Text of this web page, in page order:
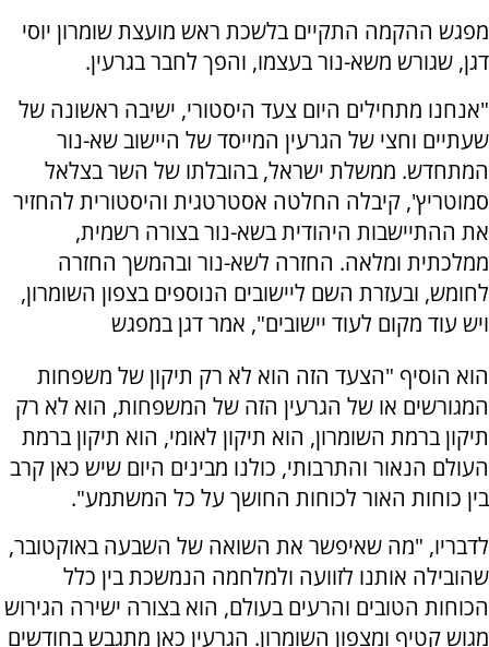
מפגש ההקמה התקיים בלשכת ראש מועצת שומרון יוסי
דגן, שגורש משא-נור בעצמו, והפך לחבר בגרעין.
"אנחנו מתחילים היום צעד היסטורי, ישיבה ראשונה של
שעתיים וחצי של הגרעין המייסד של היישוב שא-נור
המתחדש. ממשלת ישראל, בהובלתו של השר בצלאל
סמוטריץ', קיבלה החלטה אסטרטגית והיסטורית להחזיר
את ההתיישבות היהודית בשא-נור בצורה רשמית,
ממלכתית ומלאה. החזרה לשא-נור ובהמשך החזרה
לחומש, ובעזרת השם ליישובים הנוספים בצפון השומרון,
ויש עוד מקום לעוד יישובים", אמר דגן במפגש
הוא הוסיף "הצעד הזה הוא לא רק תיקון של משפחות
המגורשים או של הגרעין הזה של המשפחות, הוא לא רק
תיקון ברמת השומרון, הוא תיקון לאומי, הוא תיקון ברמת
העולם הנאור והתרבותי, כולנו מבינים היום שיש כאן קרב
בין כוחות האור לכוחות החושך על כל המשתמע".
לדבריו, "מה שאיפשר את השואה של השבעה באוקטובר,
שהובילה אותנו לזוועה ולמלחמה הנמשכת בין כלל
הכוחות הטובים והרעים בעולם, הוא בצורה ישירה הגירוש
מגוש קטיף ומצפון השומרון. הגרעין כאן מתגבש בחודשים